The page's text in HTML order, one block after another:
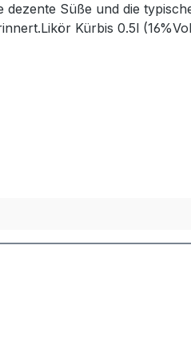
Süße und die
Kürbis 0.5l
und nussige Note des